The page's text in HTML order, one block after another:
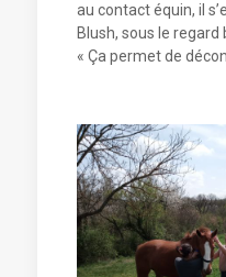
au contact équin, il
Blush, sous le
« Ça permet de